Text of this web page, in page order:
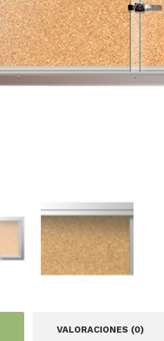
VALORACIONES (0)